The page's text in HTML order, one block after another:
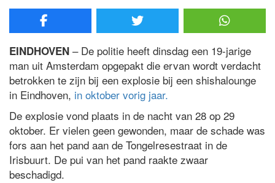
EINDHOVEN – De politie heeft dinsdag een 19-jarige
man uit Amsterdam opgepakt die ervan wordt verdacht
betrokken te zijn bij een explosie bij een shishalounge
in Eindhoven, in oktober vorig jaar.
De explosie vond plaats in de nacht van 28 op 29
oktober. Er vielen geen gewonden, maar de schade was
fors aan het pand aan de Tongelresestraat in de
Irisbuurt. De pui van het pand raakte zwaar
beschadigd.